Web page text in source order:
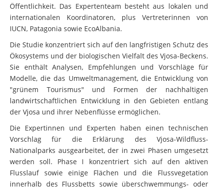
Öffentlichkeit. Das Expertenteam besteht aus lokalen und
internationalen Koordinatoren, plus Vertreterinnen von
IUCN, Patagonia sowie EcoAlbania.
Die Studie konzentriert sich auf den langfristigen Schutz des
Ökosystems und der biologischen Vielfalt des Vjosa-Beckens.
Sie enthält Analysen, Empfehlungen und Vorschläge für
Modelle, die das Umweltmanagement, die Entwicklung von
"grünem Tourismus" und Formen der nachhaltigen
landwirtschaftlichen Entwicklung in den Gebieten entlang
der Vjosa und ihrer Nebenflüsse ermöglichen.
Die Expertinnen und Experten haben einen technischen
Vorschlag für die Erklärung des Vjosa-Wildfluss-
Nationalparks ausgearbeitet, der in zwei Phasen umgesetzt
werden soll. Phase I konzentriert sich auf den aktiven
Flusslauf sowie einige Flächen und die Flussvegetation
innerhalb des Flussbetts sowie überschwemmungs- oder